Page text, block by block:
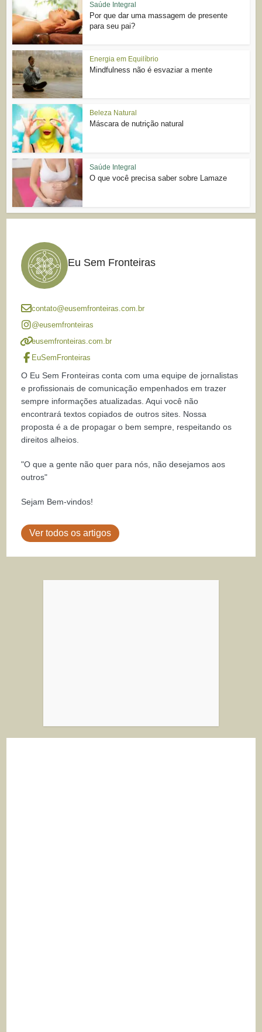
Saúde Integral
Por que dar uma massagem de presente
para seu pai?
Energia em Equilíbrio
Mindfulness não é esvaziar a mente
Beleza Natural
Máscara de nutrição natural
Saúde Integral
O que você precisa saber sobre Lamaze
Eu Sem Fronteiras
contato@eusemfronteiras.com.br
@eusemfronteiras
eusemfronteiras.com.br
EuSemFronteiras
O Eu Sem Fronteiras conta com uma equipe de jornalistas
e profissionais de comunicação empenhados em trazer
sempre informações atualizadas. Aqui você não
encontrará textos copiados de outros sites. Nossa
proposta é a de propagar o bem sempre, respeitando os
direitos alheios.
"O que a gente não quer para nós, não desejamos aos
outros"
Sejam Bem-vindos!
Ver todos os artigos